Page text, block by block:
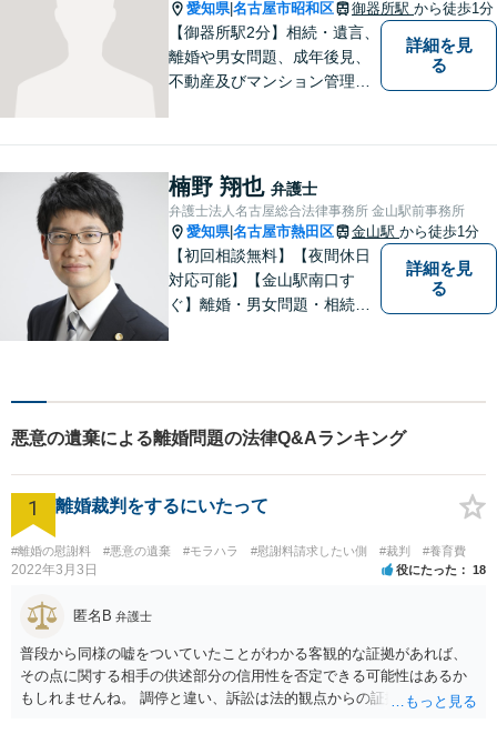
い。愛知県|名古屋市昭和区 御器所駅 から徒歩1分
【御器所駅2分】相続・遺言、
離婚や男女問題、成年後見、
不動産及びマンション管理な
い、丁寧な説明と迅速な対応
を心がけております。【完全
個室】【法テラス利用可】
詳細を見
る
楠野 翔也 弁護士
弁護士法人名古屋総合法律事務所 金山駅前事務所
愛知県|名古屋市熱田区 金山駅 から徒歩1分
【初回相談無料】【夜間休日
対応可能】【金山駅南口す
ぐ】離婚・男女問題・相続・
詳細を見
る
悪意の遺棄による離婚問題の法律Q&Aランキング
1 離婚裁判をするにいたって
#離婚の慰謝料 #悪意の遺棄 #モラハラ #慰謝料請求したい側 #裁判 #養育費
2022年3月3日 役にたった 18
匿名B 弁護士
普段から同様の嘘をついていたことがわかる客観的な証拠があれば、
その点に関する相手の供述部分の信用性を否定できる可能性はあるか
もしれませんね。 調停と違い、訴訟は法的観点からの証拠と主張がよ